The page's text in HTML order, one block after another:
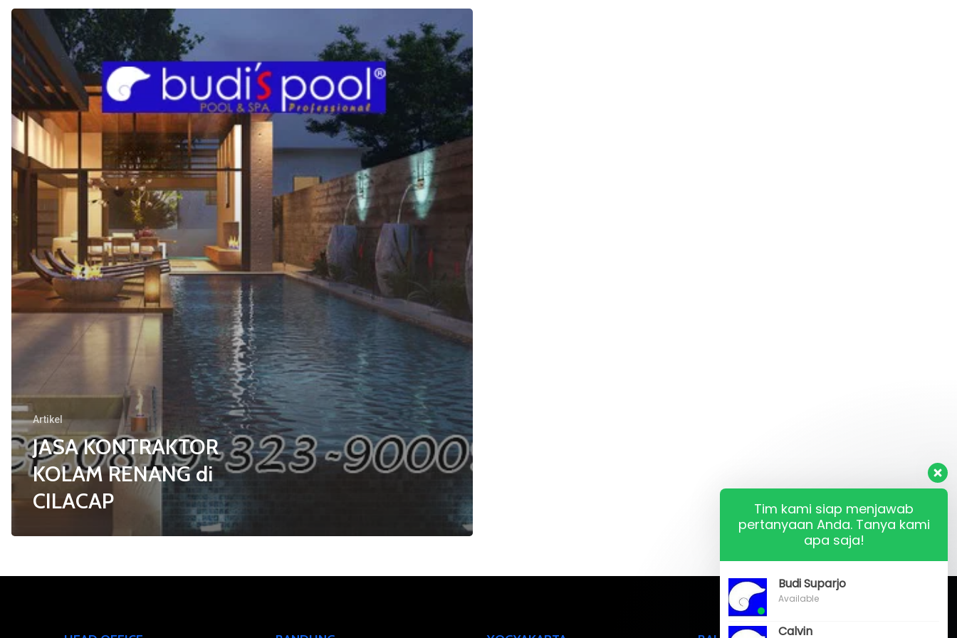
JASA
KONTRAKTOR
KOLAM
RENANG
di
CILACAP
Artikel
JASA KONTRAKTOR
KOLAM RENANG di
CILACAP
Tim kami siap menjawab
pertanyaan Anda. Tanya kami
apa saja!
Budi Suparjo
Available
Calvin